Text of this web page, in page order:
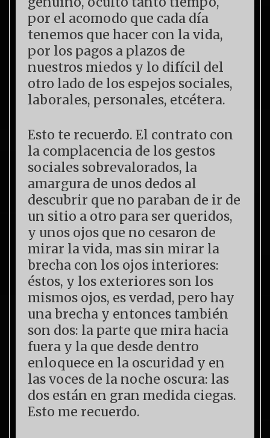
por el acomodo que cada día
tenemos que hacer con la vida,
por los pagos a plazos de
nuestros miedos y lo difícil del
otro lado de los espejos sociales,
laborales, personales, etcétera.
Esto te recuerdo. El contrato con
la complacencia de los gestos
sociales sobrevalorados, la
amargura de unos dedos al
descubrir que no paraban de ir de
un sitio a otro para ser queridos,
y unos ojos que no cesaron de
mirar la vida, mas sin mirar la
brecha con los ojos interiores:
éstos, y los exteriores son los
mismos ojos, es verdad, pero hay
una brecha y entonces también
son dos: la parte que mira hacia
fuera y la que desde dentro
enloquece en la oscuridad y en
las voces de la noche oscura: las
dos están en gran medida ciegas.
Esto me recuerdo.